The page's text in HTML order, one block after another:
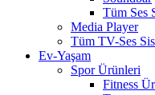
Tüm Ses
Media Player
Tüm TV-Ses
Ev-Yaşam
Spor Ürünleri
Fitness